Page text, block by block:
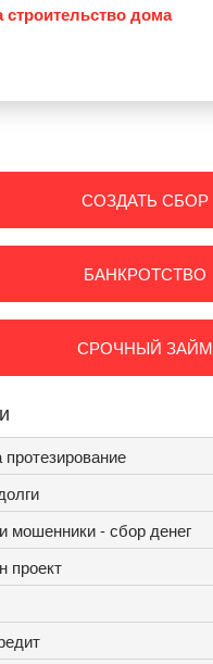
строительство дома
СОЗДАТЬ СБОР
БАНКРОТСТВО
СРОЧНЫЙ ЗАЙМ
мошенники - сбор денег
проект